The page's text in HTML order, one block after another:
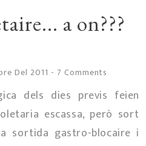
a on???
Del 2011 - 7 Comments
dels dies previs feien
escassa, però sort
sortida gastro-blocaire i